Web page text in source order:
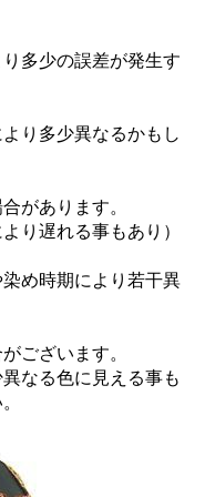
多少の誤差が発生す
り多少異なるかもし
があります。
り遅れる事もあり）
め時期により若干異
ございます。
なる色に見える事も